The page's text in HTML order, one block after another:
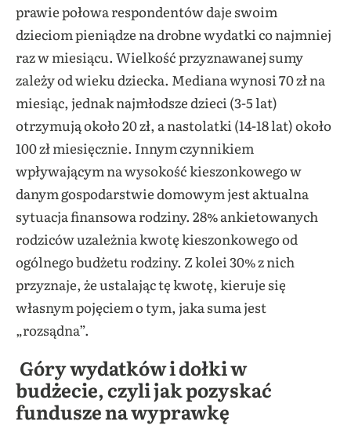
prawie połowa respondentów daje swoim
dzieciom pieniądze na drobne wydatki co najmniej
raz w miesiącu. Wielkość przyznawanej sumy
zależy od wieku dziecka. Mediana wynosi 70 zł na
miesiąc, jednak najmłodsze dzieci (3-5 lat)
otrzymują około 20 zł, a nastolatki (14-18 lat) około
100 zł miesięcznie. Innym czynnikiem
wpływającym na wysokość kieszonkowego w
danym gospodarstwie domowym jest aktualna
sytuacja finansowa rodziny. 28% ankietowanych
rodziców uzależnia kwotę kieszonkowego od
ogólnego budżetu rodziny. Z kolei 30% z nich
przyznaje, że ustalając tę kwotę, kieruje się
własnym pojęciem o tym, jaka suma jest
„rozsądna”.
Góry wydatków i dołki w
budżecie, czylijak pozyskać
fundusze na wyprawkę